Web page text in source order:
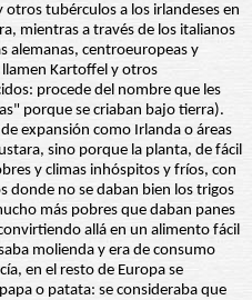
tubérculos a los irlandeses en
mientras a través de los italianos
alemanas, centroeuropeas y
llamen Kartoffel y otros
procede del nombre que les
porque se criaban bajo tierra).
expansión como Irlanda o áreas
sino porque la planta, de fácil
y climas inhóspitos y fríos, con
donde no se daban bien los trigos
más pobres que daban panes
allá en un alimento fácil
molienda y era de consumo
en el resto de Europa se
o patata: se consideraba que